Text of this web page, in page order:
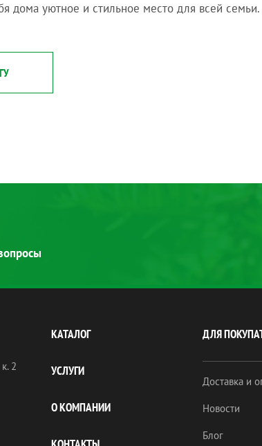
дома уютное и стильное место для всей семьи.
2
КАТАЛОГ
УСЛУГИ
О КОМПАНИИ
ДЛЯ
Доставка и
Новости
Блог